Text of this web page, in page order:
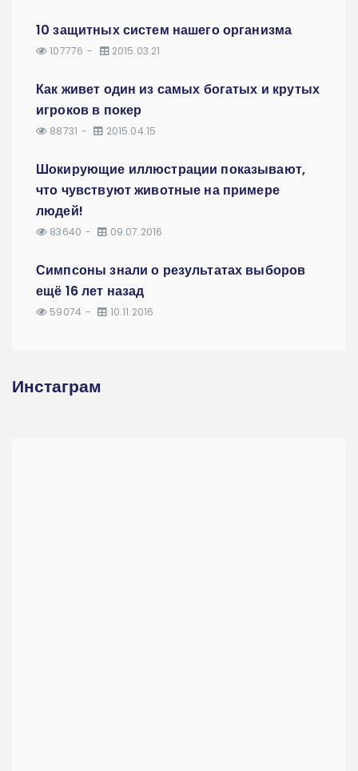
10 защитных систем нашего организма
107776 2015.03.21
Как живет один из самых богатых и крутых
игроков в покер
88731 2015.04.15
Шокирующие иллюстрации показывают,
что чувствуют животные на примере
людей!
83640 09.07.2016
Симпсоны знали о результатах выборов
ещё 16 лет назад
59074 10.11.2016
Инстаграм